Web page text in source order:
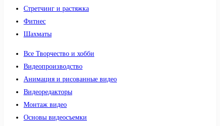
Стретчинг и растяжка
Фитнес
Шахматы
Все Творчество и хобби
Видеопроизводство
Анимация и рисованные видео
Видеоредакторы
Монтаж видео
Основы видеосъемки